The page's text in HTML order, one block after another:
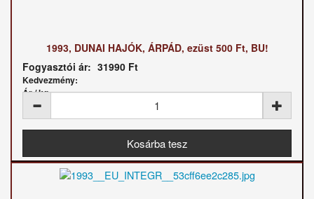
1993, DUNAI HAJÓK, ÁRPÁD, ezüst 500 Ft, BU!
Fogyasztói ár: 31990 Ft
Kedvezmény:
Ár / kg: